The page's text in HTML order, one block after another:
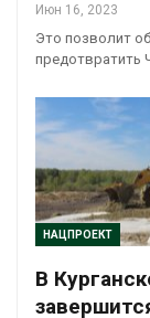
Июн 16, 2023
Это позволит
предотвратить
НАЦПРОЕКТ
В